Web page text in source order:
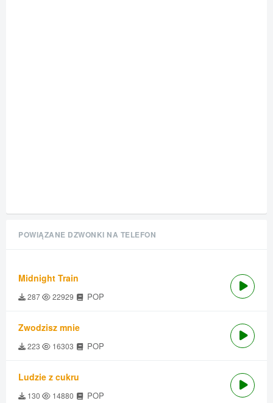
POWIĄZANE DZWONKI NA TELEFON
Midnight Train
287 22929 POP
Zwodzisz mnie
223 16303 POP
Ludzie z cukru
130 14880 POP